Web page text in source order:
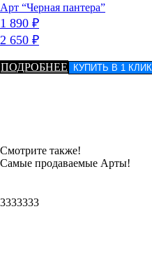
Арт “Черная пантера”
1 890 ₽
2 650 ₽
ПОДРОБНЕЕ КУПИТЬ В 1 КЛИК
Смотрите также!
Самые продаваемые Арты!
3333333